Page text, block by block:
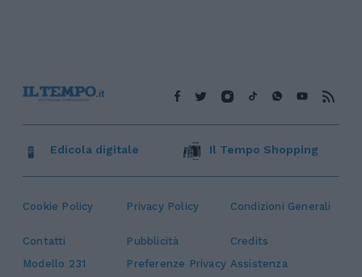
Cookie Policy Privacy Policy Condizioni Generali
Contatti Pubblicità
Credits
Modello 231
Preferenze Privacy Assistenza
Edicola digitale Il Tempo Shopping